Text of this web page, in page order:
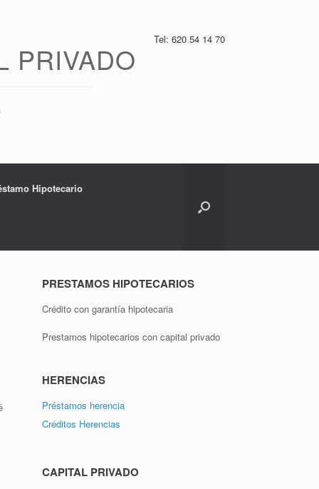
PRIVADO
Tel: 620 54 14 70
Hipotecario
PRESTAMOS HIPOTECARIOS
Crédito con garantía hipotecaria
Prestamos hipotecarios con capital privado
HERENCIAS
Préstamos herencia
Créditos Herencias
CAPITAL PRIVADO